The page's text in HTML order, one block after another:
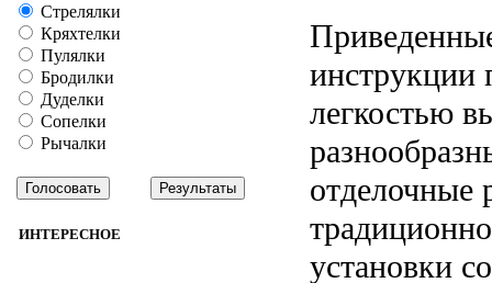
Стрелялки
Кряхтелки
Пулялки
Бродилки
Дуделки
Сопелки
Рычалки
ИНТЕРЕСНОЕ
инструкции
легкостью
отделочные
установки